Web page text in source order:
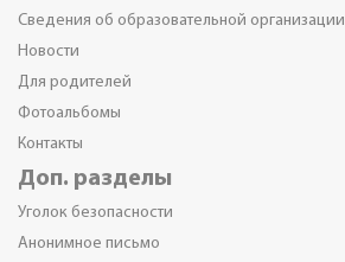
Сведения об образовательной организации
Новости
Для родителей
Фотоальбомы
Контакты
Доп. разделы
Уголок безопасности
Анонимное письмо